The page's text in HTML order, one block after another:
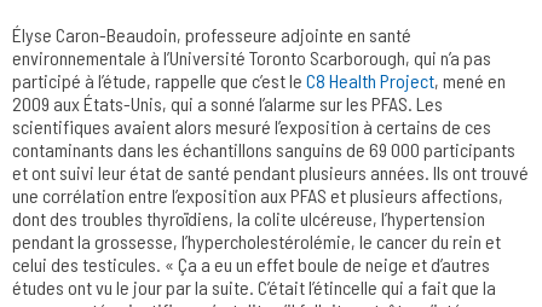
Élyse Caron-Beaudoin, professeure adjointe en santé
environnementale à l’Université Toronto Scarborough, qui n’a pas
participé à l’étude, rappelle que c’est le C8 Health Project, mené en
2009 aux États-Unis, qui a sonné l’alarme sur les PFAS. Les
scientifiques avaient alors mesuré l’exposition à certains de ces
contaminants dans les échantillons sanguins de 69 000 participants
et ont suivi leur état de santé pendant plusieurs années. Ils ont trouvé
une corrélation entre l’exposition aux PFAS et plusieurs affections,
dont des troubles thyroïdiens, la colite ulcéreuse, l’hypertension
pendant la grossesse, l’hypercholestérolémie, le cancer du rein et
celui des testicules. « Ça a eu un effet boule de neige et d’autres
études ont vu le jour par la suite. C’était l’étincelle qui a fait que la